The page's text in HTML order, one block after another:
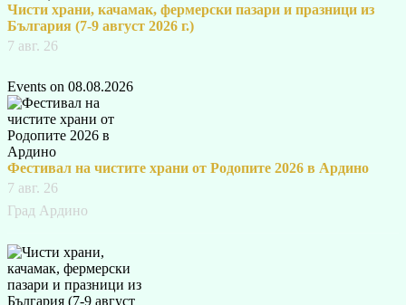
Чисти храни, качамак, фермерски пазари и празници из
България (7-9 август 2026 г.)
7 авг. 26
Events on 08.08.2026
Фестивал на чистите храни от Родопите 2026 в Ардино
7 авг. 26
Град Ардино